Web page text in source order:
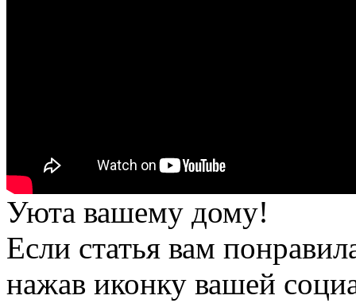
Уюта вашему дому!
Если статья вам
нажав иконку вашей